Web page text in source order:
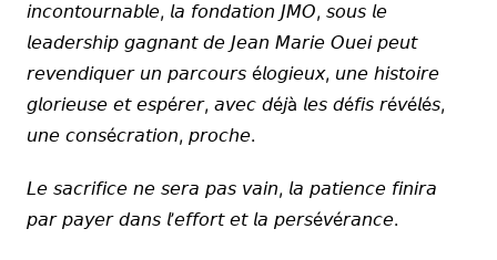
𝘪𝘯𝘤𝘰𝘯𝘵𝘰𝘶𝘳𝘯𝘢𝘣𝘭𝘦, 𝘭𝘢 𝘧𝘰𝘯𝘥𝘢𝘵𝘪𝘰𝘯 𝘑𝘔𝘖, 𝘴𝘰𝘶𝘴 𝘭𝘦
𝘭𝘦𝘢𝘥𝘦𝘳𝘴𝘩𝘪𝘱 𝘨𝘢𝘨𝘯𝘢𝘯𝘵 𝘥𝘦 𝘑𝘦𝘢𝘯 𝘔𝘢𝘳𝘪𝘦 𝘖𝘶𝘦𝘪 𝘱𝘦𝘶𝘵
𝘳𝘦𝘷𝘦𝘯𝘥𝘪𝘲𝘶𝘦𝘳 𝘶𝘯 𝘱𝘢𝘳𝘤𝘰𝘶𝘳𝘴 é𝘭𝘰𝘨𝘪𝘦𝘶𝘹, 𝘶𝘯𝘦 𝘩𝘪𝘴𝘵𝘰𝘪𝘳𝘦
𝘨𝘭𝘰𝘳𝘪𝘦𝘶𝘴𝘦 𝘦𝘵 𝘦𝘴𝘱é𝘳𝘦𝘳, 𝘢𝘷𝘦𝘤 𝘥é𝘫à 𝘭𝘦𝘴 𝘥é𝘧𝘪𝘴 𝘳é𝘷é𝘭é𝘴,
𝘶𝘯𝘦 𝘤𝘰𝘯𝘴é𝘤𝘳𝘢𝘵𝘪𝘰𝘯, 𝘱𝘳𝘰𝘤𝘩𝘦.
𝘓𝘦 𝘴𝘢𝘤𝘳𝘪𝘧𝘪𝘤𝘦 𝘯𝘦 𝘴𝘦𝘳𝘢 𝘱𝘢𝘴 𝘷𝘢𝘪𝘯, 𝘭𝘢 𝘱𝘢𝘵𝘪𝘦𝘯𝘤𝘦 𝘧𝘪𝘯𝘪𝘳𝘢
𝘱𝘢𝘳 𝘱𝘢𝘺𝘦𝘳 𝘥𝘢𝘯𝘴 𝘭’𝘦𝘧𝘧𝘰𝘳𝘵 𝘦𝘵 𝘭𝘢 𝘱𝘦𝘳𝘴é𝘷é𝘳𝘢𝘯𝘤𝘦.